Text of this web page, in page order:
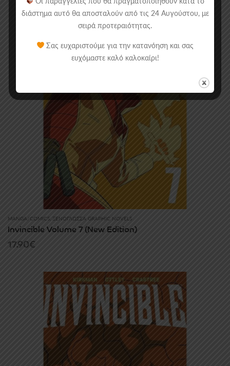
MANGA/COMICS, ΞΕΝΌΓΛΩΣΣΑ GRAPHIC NOVELS
Invincible Volume 7 (New Edition)
17.90€
διάστημα αυτό θα αποσταλούν από τις 24 Αυγούστου, με
σειρά προτεραιότητας.
Σας ευχαριστούμε για την κατανόηση και σας
ευχόμαστε καλό καλοκαίρι!